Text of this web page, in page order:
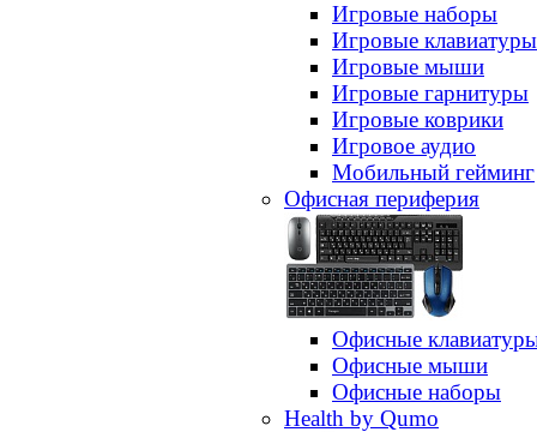
Игровые наборы
Игровые клавиатуры
Игровые мыши
Игровые гарнитуры
Игровые коврики
Игровое аудио
Мобильный гейминг
Офисная периферия
Офисные
Офисные мыши
Офисные наборы
Health by Qumo